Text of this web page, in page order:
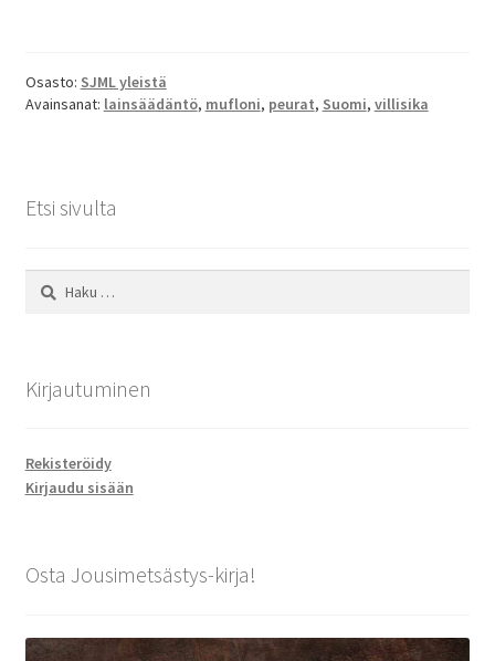
Osasto: SJML yleistä
Avainsanat: lainsäädäntö, mufloni, peurat, Suomi, villisika
Etsi sivulta
Haku:
Kirjautuminen
Rekisteröidy
Kirjaudu sisään
Osta Jousimetsästys-kirja!